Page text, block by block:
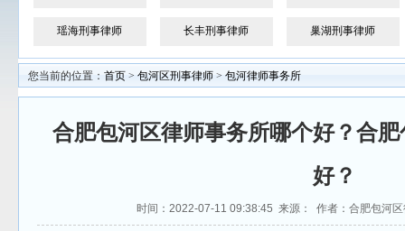
瑶海刑事律师 长丰刑事律师 巢湖刑事律师
您当前的位置： 首页 > 包河区刑事律师 > 包河律师事务所
合肥包河区律师事务所哪个好？合
好？
时间：2022-07-11 09:38:45 来源： 作者：合肥包河